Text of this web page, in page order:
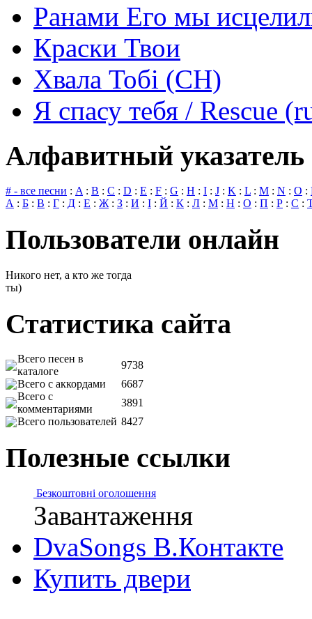
Ранами Его мы
Краски Твои
Хвала Тобі (СН)
Я спасу тебя / Rescue
Алфавитный указатель
# - все песни : A : B : C : D : E : F : G : H : I : J : K : L : M : N : O :
А : Б : В : Г : Д : Е : Ж : З : И : І : Й : К : Л : М : Н : О : П : Р : С :
Пользователи онлайн
Никого нет, а кто же тогда
ты)
Статистика сайта
Всего песен в
каталоге
9738
Всего с аккордами
6687
Всего с
комментариями
3891
Всего пользователей 8427
Полезные ссылки
Безкоштовні оголошення
Завантаження
DvaSongs В.Контакте
Купить двери